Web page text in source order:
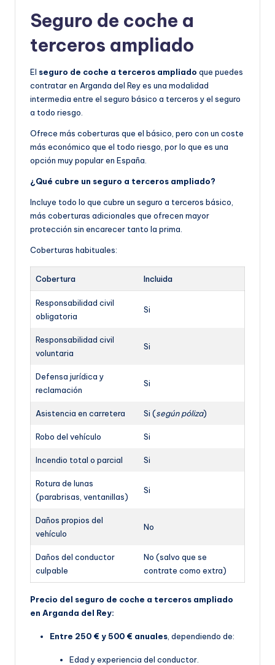
Seguro de coche a
terceros ampliado
El seguro de coche a terceros ampliado que puedes
contratar en Arganda del Rey es una modalidad
intermedia entre el seguro básico a terceros y el seguro
a todo riesgo.
Ofrece más coberturas que el básico, pero con un coste
más económico que el todo riesgo, por lo que es una
opción muy popular en España.
¿Qué cubre un seguro a terceros ampliado?
Incluye todo lo que cubre un seguro a terceros básico,
más coberturas adicionales que ofrecen mayor
protección sin encarecer tanto la prima.
Coberturas habituales:
Cobertura Incluida
Responsabilidad civil
obligatoria
Si
Responsabilidad civil
voluntaria
Si
Defensa jurídica y
reclamación
Si
Asistencia en carretera Si (según póliza)
Robo del vehículo Si
Incendio total o parcial Si
Rotura de lunas
(parabrisas, ventanillas)
Si
Daños propios del
vehículo
No
Daños del conductor
culpable
No (salvo que se
contrate como extra)
Precio del seguro de coche a terceros ampliado
en Arganda del Rey:
Entre 250 € y 500 € anuales , dependiendo de:
Edad y experiencia del conductor.